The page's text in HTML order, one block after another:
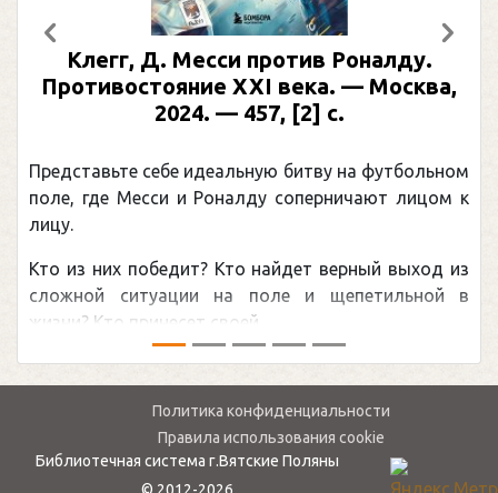
Клегг, Д. Месси против Роналду.
Противостояние XXI века. — Москва,
2024. — 457, [2] с.
Представьте себе идеальную битву на футбольном
поле, где Месси и Роналду соперничают лицом к
лицу.
Кто из них победит? Кто найдет верный выход из
сложной ситуации на поле и щепетильной в
жизни? Кто принесет своей ...
Предыдущий
Политика конфиденциальности
Правила использования cookie
Библиотечная система г.Вятские Поляны
© 2012-2026